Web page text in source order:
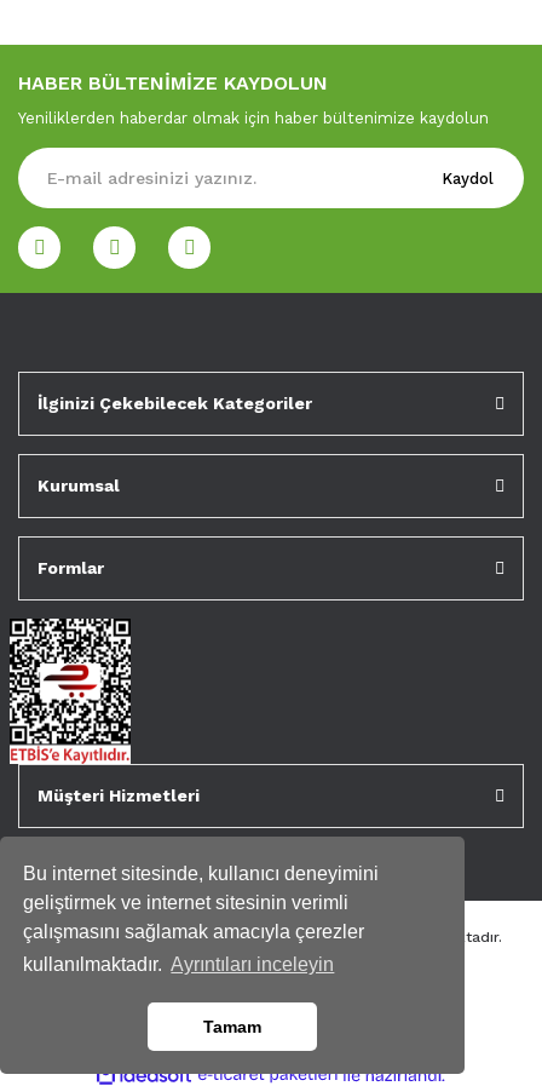
Bu internet sitesinde, kullanıcı deneyimini
geliştirmek ve internet sitesinin verimli
çalışmasını sağlamak amacıyla çerezler
kullanılmaktadır. Ayrıntıları inceleyin
Tamam
HABER BÜLTENİMİZE KAYDOLUN
Yeniliklerden haberdar olmak için haber bültenimize kaydolun
Kaydol
İlginizi Çekebilecek Kategoriler
Kurumsal
Formlar
Müşteri Hizmetleri
Tüm kredi kartı bilgileriniz 256bit SSL Sertifikası ile korunmaktadır.
Genispencere.com Tüm Hakları Saklıdır.
ideasoft e- ile